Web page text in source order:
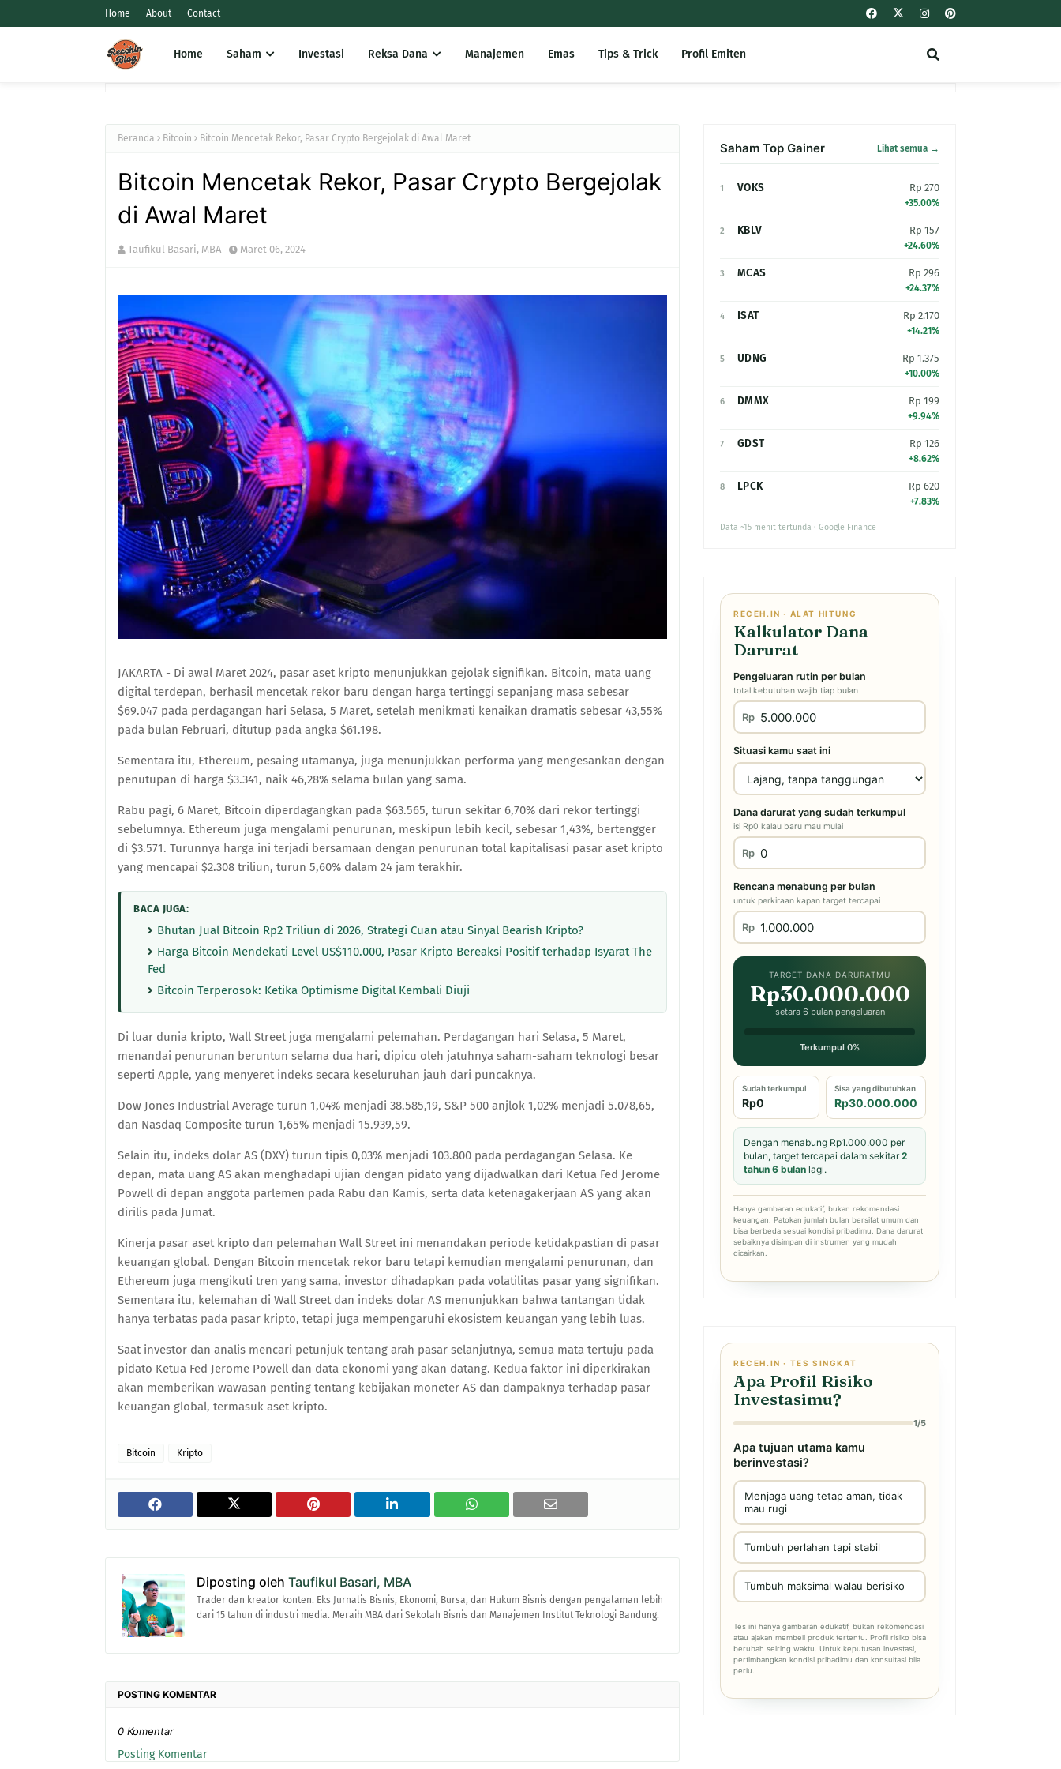
Home About Contact
Home Saham Investasi Reksa Dana Manajemen Emas Tips & Trick Profil Emiten
Beranda Bitcoin Bitcoin Mencetak Rekor, Pasar Crypto Bergejolak di Awal Maret
Bitcoin Mencetak Rekor, Pasar Crypto Bergejolak
di Awal Maret
Taufikul Basari, MBA Maret 06, 2024
JAKARTA - Di awal Maret 2024, pasar aset kripto menunjukkan gejolak signifikan. Bitcoin, mata uang
digital terdepan, berhasil mencetak rekor baru dengan harga tertinggi sepanjang masa sebesar
$69.047 pada perdagangan hari Selasa, 5 Maret, setelah menikmati kenaikan dramatis sebesar 43,55%
pada bulan Februari, ditutup pada angka $61.198.
Sementara itu, Ethereum, pesaing utamanya, juga menunjukkan performa yang mengesankan dengan
penutupan di harga $3.341, naik 46,28% selama bulan yang sama.
Rabu pagi, 6 Maret, Bitcoin diperdagangkan pada $63.565, turun sekitar 6,70% dari rekor tertinggi
sebelumnya. Ethereum juga mengalami penurunan, meskipun lebih kecil, sebesar 1,43%, bertengger
di $3.571. Turunnya harga ini terjadi bersamaan dengan penurunan total kapitalisasi pasar aset kripto
yang mencapai $2.308 triliun, turun 5,60% dalam 24 jam terakhir.
BACA JUGA:
Bhutan Jual Bitcoin Rp2 Triliun di 2026, Strategi Cuan atau Sinyal Bearish Kripto?
Harga Bitcoin Mendekati Level US$110.000, Pasar Kripto Bereaksi Positif terhadap Isyarat The
Fed
Bitcoin Terperosok: Ketika Optimisme Digital Kembali Diuji
Di luar dunia kripto, Wall Street juga mengalami pelemahan. Perdagangan hari Selasa, 5 Maret,
menandai penurunan beruntun selama dua hari, dipicu oleh jatuhnya saham-saham teknologi besar
seperti Apple, yang menyeret indeks secara keseluruhan jauh dari puncaknya.
Dow Jones Industrial Average turun 1,04% menjadi 38.585,19, S&P 500 anjlok 1,02% menjadi 5.078,65,
dan Nasdaq Composite turun 1,65% menjadi 15.939,59.
Selain itu, indeks dolar AS (DXY) turun tipis 0,03% menjadi 103.800 pada perdagangan Selasa. Ke
depan, mata uang AS akan menghadapi ujian dengan pidato yang dijadwalkan dari Ketua Fed Jerome
Powell di depan anggota parlemen pada Rabu dan Kamis, serta data ketenagakerjaan AS yang akan
dirilis pada Jumat.
Kinerja pasar aset kripto dan pelemahan Wall Street ini menandakan periode ketidakpastian di pasar
keuangan global. Dengan Bitcoin mencetak rekor baru tetapi kemudian mengalami penurunan, dan
Ethereum juga mengikuti tren yang sama, investor dihadapkan pada volatilitas pasar yang signifikan.
Sementara itu, kelemahan di Wall Street dan indeks dolar AS menunjukkan bahwa tantangan tidak
hanya terbatas pada pasar kripto, tetapi juga mempengaruhi ekosistem keuangan yang lebih luas.
Saat investor dan analis mencari petunjuk tentang arah pasar selanjutnya, semua mata tertuju pada
pidato Ketua Fed Jerome Powell dan data ekonomi yang akan datang. Kedua faktor ini diperkirakan
akan memberikan wawasan penting tentang kebijakan moneter AS dan dampaknya terhadap pasar
keuangan global, termasuk aset kripto.
Bitcoin Kripto
Diposting oleh Taufikul Basari, MBA
Trader dan kreator konten. Eks Jurnalis Bisnis, Ekonomi, Bursa, dan Hukum Bisnis dengan pengalaman lebih
dari 15 tahun di industri media. Meraih MBA dari Sekolah Bisnis dan Manajemen Institut Teknologi Bandung.
POSTING KOMENTAR
0 Komentar
Posting Komentar
Saham Top Gainer Lihat semua →
1 VOKS Rp 270
+35.00%
2 KBLV Rp 157
+24.60%
3 MCAS Rp 296
+24.37%
4 ISAT Rp 2.170
+14.21%
5 UDNG Rp 1.375
+10.00%
6 DMMX Rp 199
+9.94%
7 GDST Rp 126
+8.62%
8 LPCK Rp 620
+7.83%
Data ~15 menit tertunda · Google Finance
RECEH.IN · ALAT HITUNG
Kalkulator Dana
Darurat
Pengeluaran rutin per bulan
total kebutuhan wajib tiap bulan
Rp
Situasi kamu saat ini
Dana darurat yang sudah terkumpul
isi Rp0 kalau baru mau mulai
Rp
Rencana menabung per bulan
untuk perkiraan kapan target tercapai
Rp
TARGET DANA DARURATMU
Rp30.000.000
setara 6 bulan pengeluaran
Terkumpul 0%
Sudah terkumpul
Rp0
Sisa yang dibutuhkan
Rp30.000.000
Dengan menabung Rp1.000.000 per
bulan, target tercapai dalam sekitar2
tahun 6 bulan lagi.
Hanya gambaran edukatif, bukan rekomendasi
keuangan. Patokan jumlah bulan bersifat umum dan
bisa berbeda sesuai kondisi pribadimu. Dana darurat
sebaiknya disimpan di instrumen yang mudah
dicairkan.
RECEH.IN · TES SINGKAT
Apa Profil Risiko
Investasimu?
1/5
Apa tujuan utama kamu
berinvestasi?
Menjaga uang tetap aman, tidak
mau rugi
Tumbuh perlahan tapi stabil
Tumbuh maksimal walau berisiko
Tes ini hanya gambaran edukatif, bukan rekomendasi
atau ajakan membeli produk tertentu. Profil risiko bisa
berubah seiring waktu. Untuk keputusan investasi,
pertimbangkan kondisi pribadimu dan konsultasi bila
perlu.